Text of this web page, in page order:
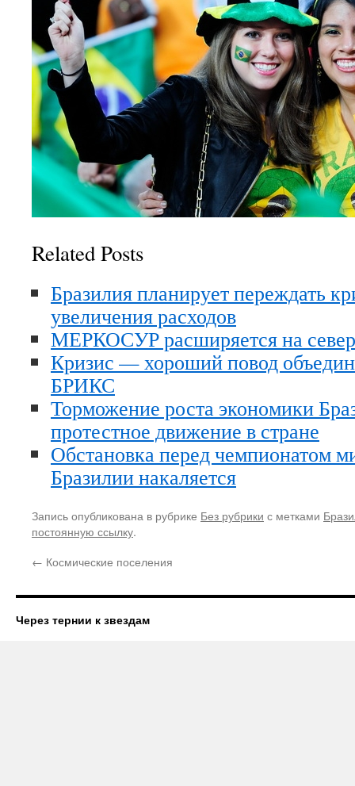
Related Posts
Бразилия планирует переждать
увеличения расходов
МЕРКОСУР расширяется на север
Кризис — хороший повод
БРИКС
Торможение роста экономики
протестное движение в стране
Обстановка перед чемпионатом
Бразилии накаляется
Запись опубликована в рубрике Без рубрики с метками
постоянную ссылку.
← Космические поселения
Через тернии к звездам